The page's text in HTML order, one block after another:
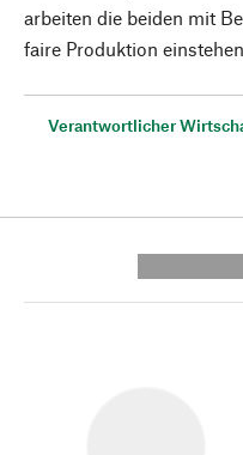
arbeiten die beiden mit
faire Produktion
Verantwortlicher